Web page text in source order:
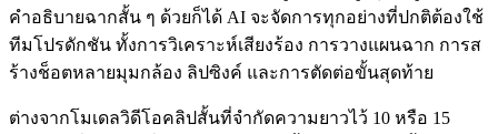
คำอธิบายฉากสั้น ๆ ด้วยก็ได้ AI จะจัดการทุกอย่างที่ปกติต้องใช้
ทีมโปรดักชัน ทั้งการวิเคราะห์เสียงร้อง การวางแผนฉาก การส
ร้างช็อตหลายมุมกล้อง ลิปซิงค์ และการตัดต่อขั้นสุดท้าย
ต่างจากโมเดลวิดีโอคลิปสั้นที่จำกัดความยาวไว้ 10 หรือ 15